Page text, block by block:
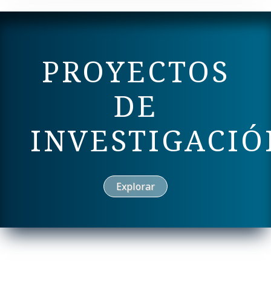
PROYECTOS
DE
Explorar